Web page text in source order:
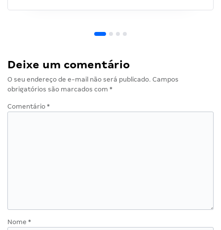
Deixe um comentário
O seu endereço de e-mail não será publicado. Campos
obrigatórios são marcados com *
Comentário *
Nome *